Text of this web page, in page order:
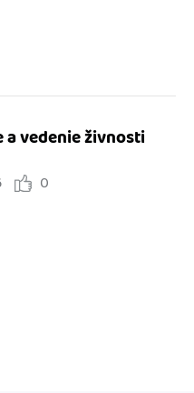
a vedenie živnosti
0